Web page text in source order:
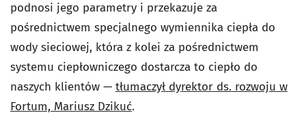
podnosi jego parametry i przekazuje za
pośrednictwem specjalnego wymiennika ciepła do
wody sieciowej, która z kolei za pośrednictwem
systemu ciepłowniczego dostarcza to ciepło do
naszych klientów — tłumaczył dyrektor ds. rozwoju w
Fortum, Mariusz Dzikuć.